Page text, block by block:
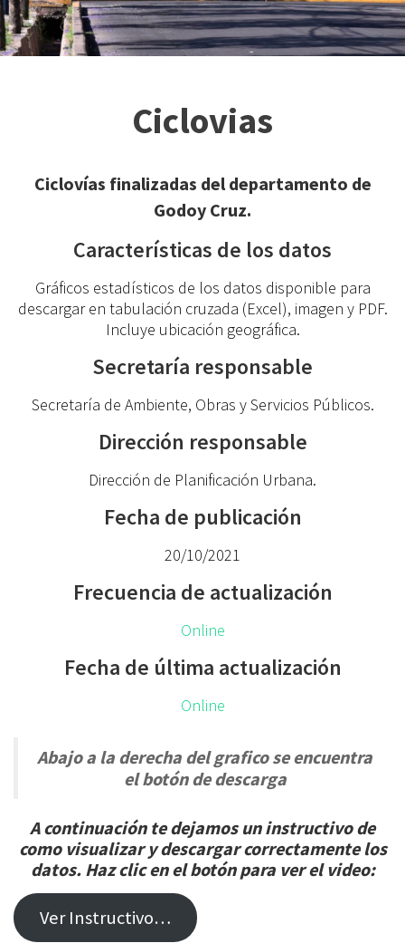
Ciclovias
Ciclovías finalizadas del departamento de
Godoy Cruz.
Características de los datos
Gráficos estadísticos de los datos disponible para
descargar en tabulación cruzada (Excel), imagen y PDF.
Incluye ubicación geográfica.
Secretaría responsable
Secretaría de Ambiente, Obras y Servicios Públicos.
Dirección responsable
Dirección de Planificación Urbana.
Fecha de publicación
20/10/2021
Frecuencia de actualización
Online
Fecha de última actualización
Online
Abajo a la derecha del grafico se encuentra
el botón de descarga
A continuación te dejamos un instructivo de
como visualizar y descargar correctamente los
datos. Haz clic en el botón para ver el video:
Ver Instructivo…